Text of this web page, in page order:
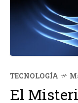
TECNOLOGÍA
El